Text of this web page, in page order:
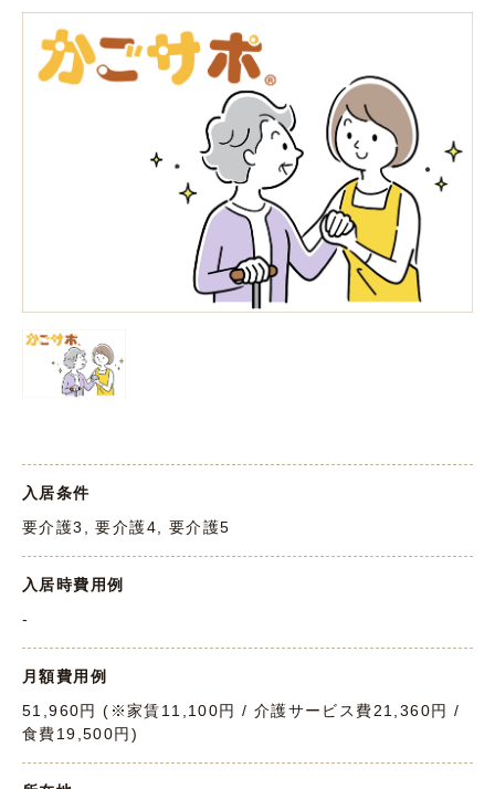
入居条件
要介護3, 要介護4, 要介護5
入居時費用例
-
月額費用例
51,960円 (※家賃11,100円 / 介護サービス費21,360円 /
食費19,500円)